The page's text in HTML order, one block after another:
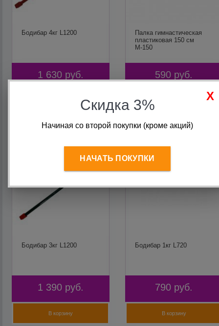
Бодибар 4кг L1200
1 630 руб.
Палка гимнастическая
пластиковая 150 см
М-150
590 руб.
Бодибар 3кг L1200
1 390 руб.
В корзину
Бодибар 1кг L720
790 руб.
В корзину
Скидка 3%
Начиная со второй покупки (кроме акций)
НАЧАТЬ ПОКУПКИ